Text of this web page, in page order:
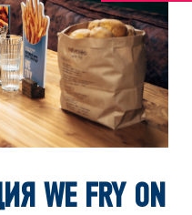
WE FRY ON